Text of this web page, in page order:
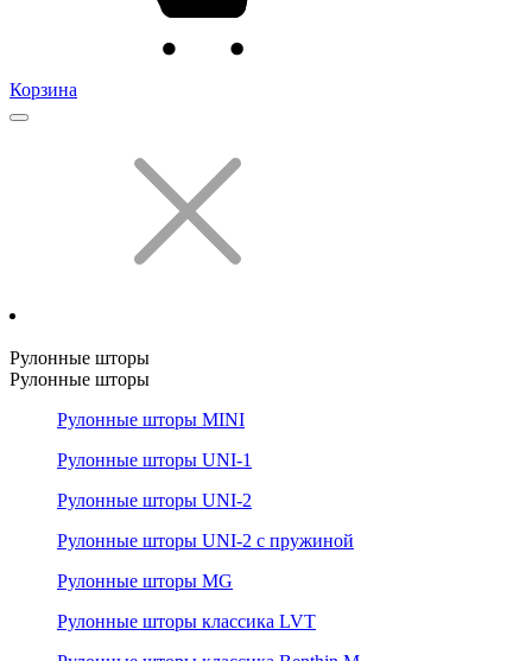
Корзина
Рулонные шторы
Рулонные шторы
Рулонные шторы MINI
Рулонные шторы UNI-1
Рулонные шторы UNI-2
Рулонные шторы UNI-2 с пружиной
Рулонные шторы MG
Рулонные шторы классика LVT